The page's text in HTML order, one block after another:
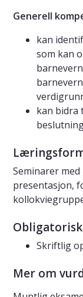
Generell
kan
som kan
kan bidra
Seminarer
presentasjon,
Skriftlig
Mer om